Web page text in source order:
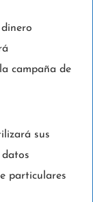
dinero
campaña de
sus
particulares